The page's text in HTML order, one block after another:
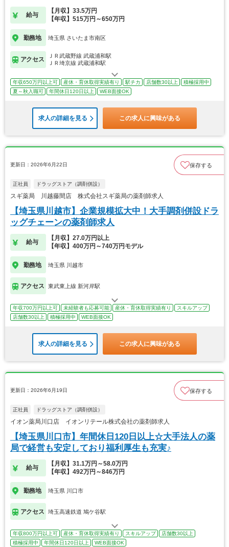
給与
【月収】33.5万円
【年収】515万円～650万円
勤務地 埼玉県 さいたま市南区
アクセス
ＪＲ武蔵野線 武蔵浦和駅
ＪＲ埼京線 武蔵浦和駅
年収650万円以上可 産休・育休取得実績有り 駅チカ 店舗数30以上
積極採用中
夏～秋入職可
年間休日120日以上 WEB面接OK
求人の詳細を見る この求人に興味がある
更新日：2026年6月22日 保存する
正社員 ドラッグストア（調剤併設）
スギ薬局 川越藤間店 株式会社スギ薬局の薬剤師求人
【埼玉県川越市】企業規模拡大中！大手調剤併設ドラ
ッグチェーンの薬剤師求人
給与
【月収】27.0万円以上
【年収】400万円～740万円モデル
勤務地 埼玉県 川越市
アクセス 東武東上線 新河岸駅
年収700万円以上可 未経験者も応募可能 産休・育休取得実績有り
スキルアップ
店舗数30以上
積極採用中 WEB面接OK
求人の詳細を見る この求人に興味がある
更新日：2026年6月19日 保存する
正社員 ドラッグストア（調剤併設）
イオン薬局川口店 イオンリテール株式会社の薬剤師求人
【埼玉県川口市】年間休日120日以上☆大手法人の薬
局で経営も安定しており福利厚生も充実♪
給与
【月収】31.1万円～58.0万円
【年収】492万円～846万円
勤務地 埼玉県 川口市
アクセス 埼玉高速鉄道 鳩ケ谷駅
年収800万円以上可 産休・育休取得実績有り スキルアップ
店舗数30以上
積極採用中
年間休日120日以上 WEB面接OK